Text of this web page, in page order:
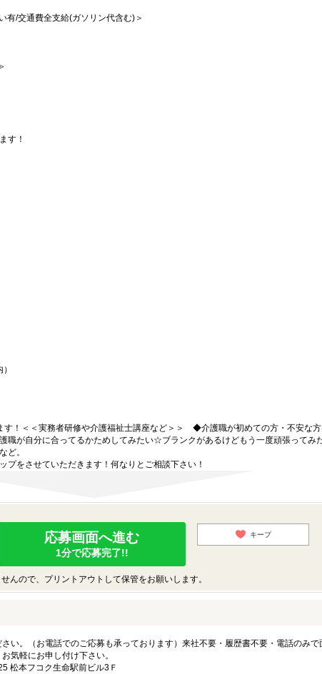
/交通費全支給(ガソリン代含む)＞
す！
す！＜＜実務者研修や介護福祉士講座など＞＞ ◆介護職が初めての方・不安な
職が自分に合ってるかためしてみたい☆ブランクがあるけどもう一度頑張ってみ
ど。
プをさせていただきます！何なりとご相談下さい！
応募画面へ進む
1分で応募完了!!
キープ
んので、プリントアウトして保管をお願いします。
さい。（お電話でのご応募も承っております）来社不要・履歴書不要・電話のみで
気軽にお申し付け下さい。
松本フコク生命駅前ビル3Ｆ